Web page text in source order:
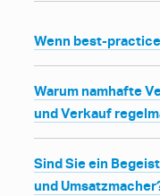
Wenn best-
Warum namhafte
und Verkauf
Sind Sie ein
und